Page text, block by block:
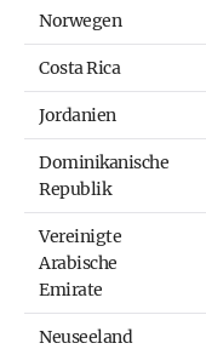
Norwegen
Costa Rica
Jordanien
Dominikanische
Republik
Vereinigte
Arabische
Emirate
Neuseeland